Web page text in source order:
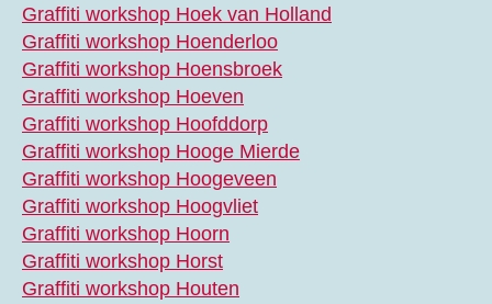
Graffiti workshop Hoek van Holland
Graffiti workshop Hoenderloo
Graffiti workshop Hoensbroek
Graffiti workshop Hoeven
Graffiti workshop Hoofddorp
Graffiti workshop Hooge Mierde
Graffiti workshop Hoogeveen
Graffiti workshop Hoogvliet
Graffiti workshop Hoorn
Graffiti workshop Horst
Graffiti workshop Houten